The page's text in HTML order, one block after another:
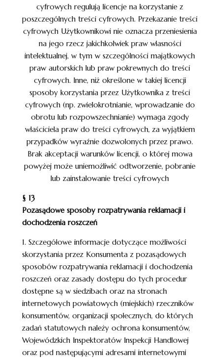
cyfrowych regulują licencje na korzystanie z
poszczególnych treści cyfrowych. Przekazanie treści
cyfrowych Użytkownikowi nie oznacza przeniesienia
na jego rzecz jakichkolwiek praw własności
intelektualnej, w tym w szczególności majątkowych
praw autorskich lub praw pokrewnych do treści
cyfrowych. Inne, niż określone w takiej licencji
sposoby korzystania przez Użytkownika z treści
cyfrowych (np. zwielokrotnianie, wprowadzanie do
obrotu lub rozpowszechnianie) wymaga zgody
właściciela praw do treści cyfrowych, za wyjątkiem
przypadków wyraźnie dozwolonych przez prawo.
Brak akceptacji warunków licencji, o której mowa
powyżej może uniemożliwić odtworzenie, pobranie
lub zainstalowanie treści cyfrowych
§ 13
Pozasądowe sposoby rozpatrywania reklamacji i
dochodzenia roszczeń
1. Szczegółowe informacje dotyczące możliwości
skorzystania przez Konsumenta z pozasądowych
sposobów rozpatrywania reklamacji i dochodzenia
roszczeń oraz zasady dostępu do tych procedur
dostępne są w siedzibach oraz na stronach
internetowych powiatowych (miejskich) rzeczników
konsumentów, organizacji społecznych, do których
zadań statutowych należy ochrona konsumentów,
Wojewódzkich Inspektoratów Inspekcji Handlowej
oraz pod następującymi adresami internetowymi